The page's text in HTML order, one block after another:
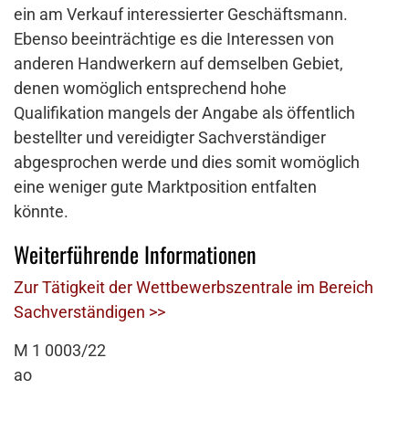
ein am Verkauf interessierter Geschäftsmann.
Ebenso beeinträchtige es die Interessen von
anderen Handwerkern auf demselben Gebiet,
denen womöglich entsprechend hohe
Qualifikation mangels der Angabe als öffentlich
bestellter und vereidigter Sachverständiger
abgesprochen werde und dies somit womöglich
eine weniger gute Marktposition entfalten
könnte.
Weiterführende Informationen
Zur Tätigkeit der Wettbewerbszentrale im Bereich
Sachverständigen >>
M 1 0003/22
ao